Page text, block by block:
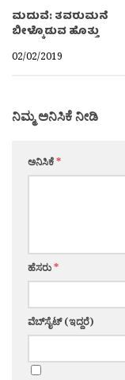
ಮದುವೆ: ತವರುಮನೆ
ಬೀಳ್ಕೊಡುವ ಹೊತ್ತು
02/02/2019
ನಿಮ್ಮ ಅನಿಸಿಕೆ ನೀಡಿ
ಅನಿಸಿಕೆ*
ಹೆಸರು*
ವೆಬ್‌ಸೈಟ್ (ಇದ್ದರೆ)